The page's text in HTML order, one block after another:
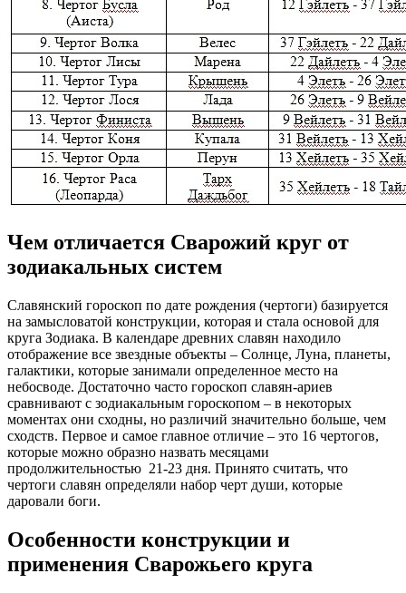
Чем отличается Сварожий круг от
зодиакальных систем
Славянский гороскоп по дате рождения (чертоги) базируется
на замысловатой конструкции, которая и стала основой для
круга Зодиака. В календаре древних славян находило
отображение все звездные объекты – Солнце, Луна, планеты,
галактики, которые занимали определенное место на
небосводе. Достаточно часто гороскоп славян-ариев
сравнивают с зодиакальным гороскопом – в некоторых
моментах они сходны, но различий значительно больше, чем
сходств. Первое и самое главное отличие – это 16 чертогов,
которые можно образно назвать месяцами
продолжительностью 21-23 дня. Принято считать, что
чертоги славян определяли набор черт души, которые
даровали боги.
Особенности конструкции и
применения Сварожьего круга